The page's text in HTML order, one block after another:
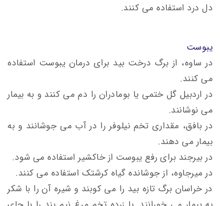
دل درد استفاده می کنند.
یبوست
در ساوه، از برگ درخت بید برای درمان یبوست استفاده
می کنند.
در اردبیل گل ختمی یا بومادران را دم می کنند و به بيمار
می نوشانند.
در بافق، مقداری تخم نیلوفر را در آب می جوشانند و به
بیمار می دهند.
در بیرجند برای رفع یبوست از خاکشیر استفاده می شود.
در میرجاوه، از جوشانده گیاه کرشتک استفاده می کنند.
در خراسان برگ تازه بید را می کوبند و شیره آن را با شکر